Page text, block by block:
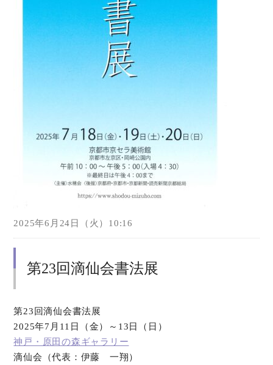
2025年6月24日（火）10:16
第23回滴仙会書法展
第23回滴仙会書法展
2025年7月11日（金）～13日（日）
神戸・原田の森ギャラリー
滴仙会（代表：伊藤 一翔）